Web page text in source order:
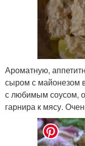
Ароматную,
сыром с майонезом
с любимым соусом,
гарнира к мясу.